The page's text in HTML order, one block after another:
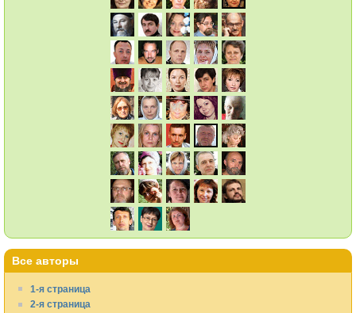
Все авторы
1-я страница
2-я страница